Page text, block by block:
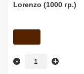
Lorenzo (1000 гр.)
- +